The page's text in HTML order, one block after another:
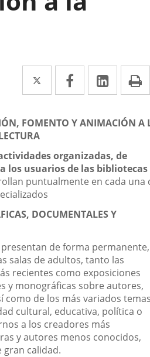
Twitter
Enlace
a
una
externa.
Facebook
Enlace
a
una
externa.
Enlace
a
una
FOMENTO Y ANIMACIÓN A
organizadas, de
los usuarios de las bibliotecas
puntualmente en cada una
DOCUMENTALES Y
de forma permanente,
salas de adultos, tanto las
recientes como exposiciones
y monográficas sobre autores,
como de los más variados
cultural, educativa, política o
a los creadores más
y autores menos conocidos,
calidad.